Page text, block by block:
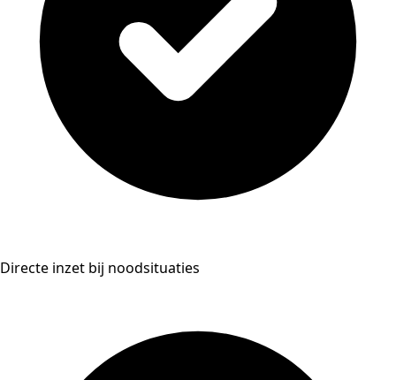
Directe inzet bij noodsituaties